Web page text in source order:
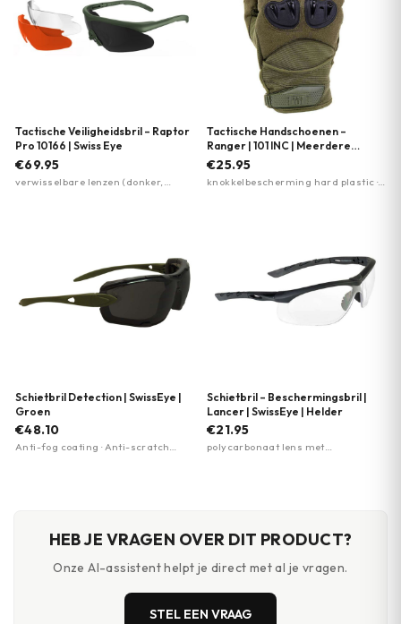
Tactische Veiligheidsbril – Raptor
Pro 10166 | Swiss Eye
€69.95
verwisselbare lenzen (donker,
Tactische Handschoenen –
Ranger | 101 INC | Meerdere
kleuren
€25.95
knokkelbescherming hard plastic ·
Schietbril Detection | SwissEye |
Groen
€48.10
Anti-fog coating · Anti-scratch
Schietbril – Beschermingsbril |
Lancer | SwissEye | Helder
€21.95
polycarbonaat lens met
HEB JE VRAGEN OVER DIT PRODUCT?
Onze AI-assistent helpt je direct met al je vragen.
STEL EEN VRAAG